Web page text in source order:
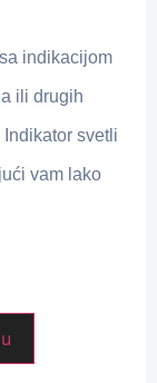
indikacijom
ili drugih
svetli
vam lako